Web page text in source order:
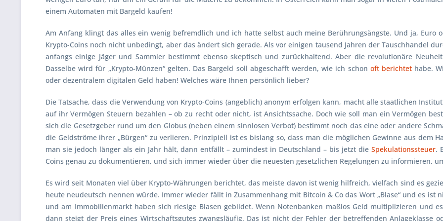
einem Automaten mit Bargeld kaufen!
Am Anfang klingt das alles ein wenig befremdlich und ich hatte selbst auch meine Berührungsängste. Und ja, Euro
Krypto-Coins noch nicht unbedingt, aber das ändert sich gerade. Als vor einigen tausend Jahren der Tauschhandel
anfangs einige Jäger und Sammler bestimmt ebenso skeptisch und zurückhaltend. Aber die revolutionäre
Dasselbe wird für „Krypto-Münzen“ gelten. Das Bargeld soll abgeschafft werden, wie ich schon oft berichtet habe.
oder dezentralem digitalen Geld haben! Welches wäre Ihnen persönlich lieber?
Die Tatsache, dass die Verwendung von Krypto-Coins (angeblich) anonym erfolgen kann, macht alle staatlichen
auf ihr Vermögen Steuern bezahlen – ob zu recht oder nicht, ist Ansichtssache. Doch wie soll man ein Vermögen
sich die Gesetzgeber rund um den Globus (neben einem sinnlosen Verbot) bestimmt noch das eine oder andere
die Geldströme ihrer „Bürgen“ zu verlieren. Prinzipiell ist es bislang so, dass man die möglichen Gewinne aus dem
man sie jedoch länger als ein Jahr hält, dann entfällt – zumindest in Deutschland – bis jetzt die Spekulationssteuer.
Coins genau zu dokumentieren, und sich immer wieder über die neuesten gesetzlichen Regelungen zu informieren,
Es wird seit Monaten viel über Krypto-Währungen berichtet, das meiste davon ist wenig hilfreich, vielfach sind es
heute neudeutsch nennen würde. Immer wieder fällt in Zusammenhang mit Bitcoin & Co das Wort „Blase“ und es ist
und am Immobilienmarkt haben sich riesige Blasen gebildet. Wenn Notenbanken maßlos Geld multiplizieren und
dann steigt der Preis eines Wirtschaftsgutes zwangsläufig. Das ist nicht der Fehler der betreffenden Anlageklasse